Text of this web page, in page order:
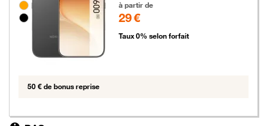
Groupe de couleurs disponibles non sélectionnables
à partir de
29 €
Taux 0% selon forfait
50 € de bonus reprise